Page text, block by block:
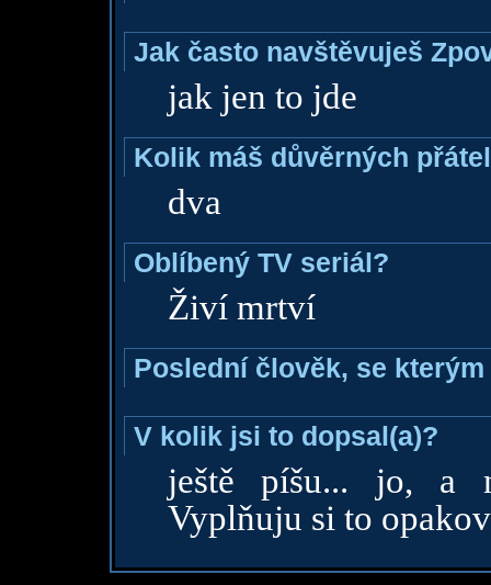
Jak často navštěvuješ
jak jen to jde
Kolik máš důvěrných
dva
Oblíbený TV seriál?
Živí mrtví
Poslední člověk, se
V kolik jsi to dopsal(a)?
ještě píšu... jo, a
Vyplňuju si to